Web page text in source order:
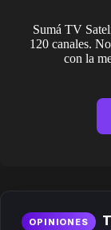
Sumá TV
120 canales.
con la
OPINIONES